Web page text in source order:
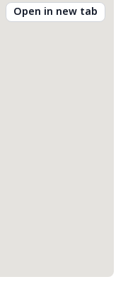
Open in new tab